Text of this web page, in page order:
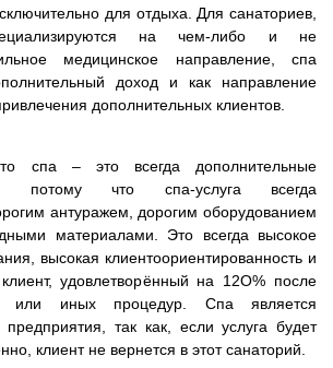
для отдыха. Для санаториев,
на чем-либо и не
медицинское направление, спа
доход и как направление
дополнительных клиентов.
спа – это всегда дополнительные
потому что спа-услуга всегда
антуражем, дорогим оборудованием
материалами. Это всегда высокое
высокая клиентоориентированность и
удовлетворённый на 12О% после
или иных процедур. Спа является
так как, если услуга будет
клиент не вернется в этот санаторий.